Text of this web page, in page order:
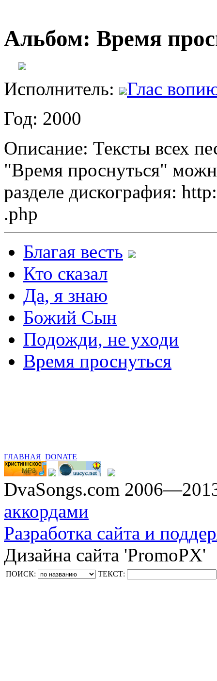
Альбом: Время
Исполнитель:
Глас
Год: 2000
Описание: Тексты всех
"Время проснуться"
разделе дискография:
.php
Благая весть
Кто сказал
Да, я знаю
Божий Сын
Подожди, не уходи
Время проснуться
ГЛАВНАЯ DONATE
DvaSongs.com
аккордами
Разработка сайта и
Дизайна сайта 'PromoPX'
ПОИСК: ТЕКСТ: